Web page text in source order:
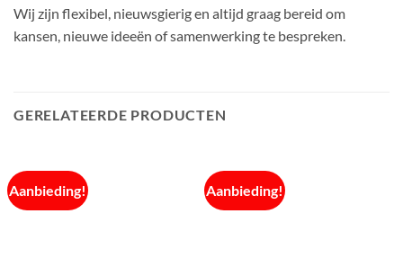
Wij zijn flexibel, nieuwsgierig en altijd graag bereid om
kansen, nieuwe ideeën of samenwerking te bespreken.
GERELATEERDE PRODUCTEN
Aanbieding! Aanbieding!